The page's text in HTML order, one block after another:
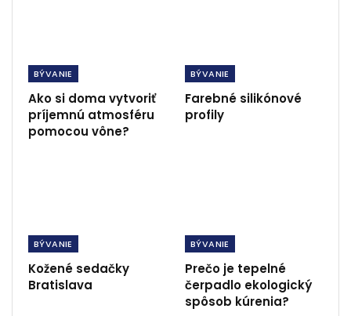
BÝVANIE
Ako si doma vytvoriť
príjemnú atmosféru
pomocou vône?
BÝVANIE
Farebné silikónové
profily
BÝVANIE
Kožené sedačky
Bratislava
BÝVANIE
Prečo je tepelné
čerpadlo ekologický
spôsob kúrenia?